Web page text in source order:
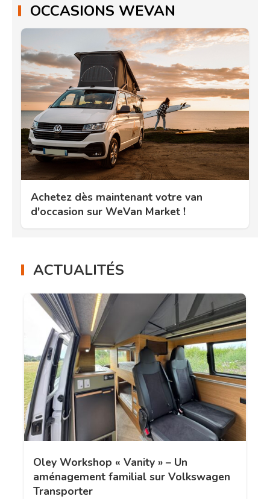
OCCASIONS WEVAN
Achetez dès maintenant votre van
d'occasion sur WeVan Market !
ACTUALITÉS
Oley Workshop « Vanity » – Un
aménagement familial sur Volkswagen
Transporter